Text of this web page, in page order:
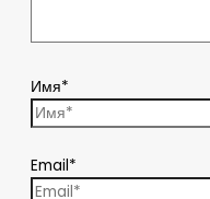
Имя*
Email*